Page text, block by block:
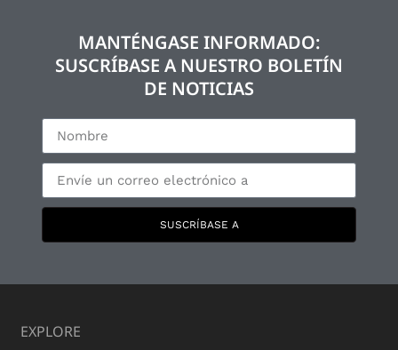
MANTÉNGASE INFORMADO:
SUSCRÍBASE A NUESTRO BOLETÍN
DE NOTICIAS
SUSCRÍBASE A
EXPLORE